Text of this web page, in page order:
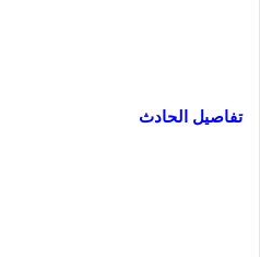
تفاصيل الحادث